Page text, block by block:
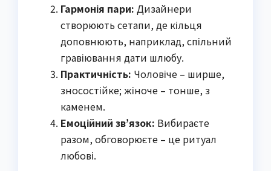
Гармонія пари: Дизайнери
створюють сетапи, де кільця
доповнюють, наприклад, спільний
гравіювання дати шлюбу.
Практичність: Чоловіче – ширше,
зносостійке; жіноче – тонше, з
каменем.
Емоційний зв’язок: Вибираєте
разом, обговорюєте – це ритуал
любові.